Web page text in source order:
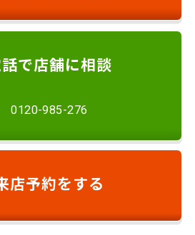
で店舗に相談
0120-985-276
店予約をする